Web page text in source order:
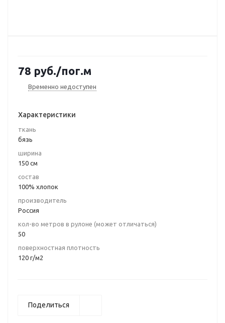
78 руб./пог.м
Временно недоступен
Характеристики
ткань
бязь
ширина
150 см
состав
100% хлопок
производитель
Россия
кол-во метров в рулоне (может отличаться)
50
поверхностная плотность
120 г/м2
Поделиться